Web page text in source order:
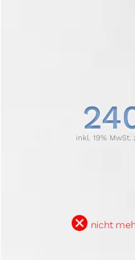
inkl. 19%
B nicht